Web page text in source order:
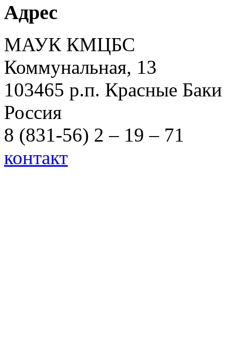
Адрес
МАУК КМЦБС
Коммунальная, 13
103465 р.п. Красные Баки
Россия
8 (831-56) 2 – 19 – 71
контакт